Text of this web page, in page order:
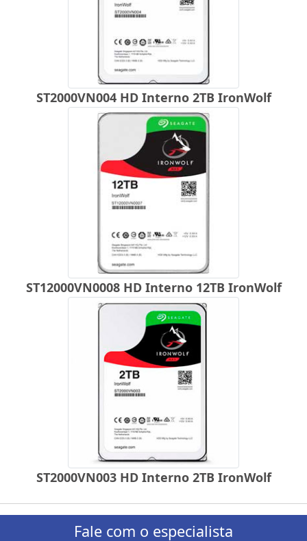
ST2000VN004 HD Interno 2TB IronWolf
ST12000VN0008 HD Interno 12TB IronWolf
ST2000VN003 HD Interno 2TB IronWolf
Fale com o especialista